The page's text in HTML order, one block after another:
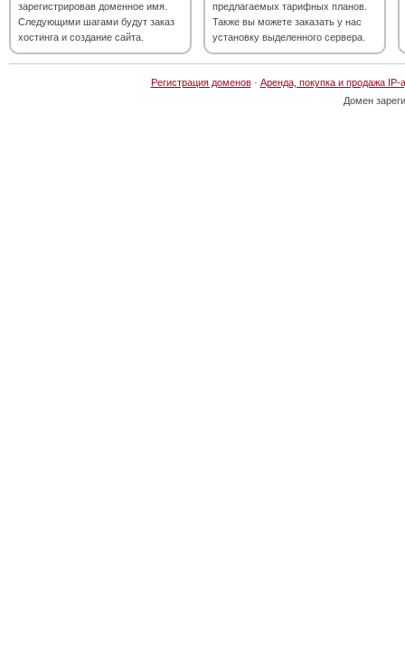
зарегистрировав доменное имя.
Следующими шагами будут заказ
хостинга и создание сайта.
предлагаемых тарифных планов.
Также вы можете заказать у нас
установку выделенного сервера.
Регистрация доменов· Аренда, покупка и продажа IP-
Домен